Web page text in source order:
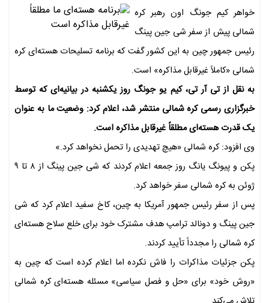
خواهر کیم جونگ اون رهبر کره
شمالی پیش از سفر شی جین پینگ
رئیس جمهور چین به این کشور گفت که برنامه تسلیحات هسته‌ای کره
شمالی «کاملاً غیرقابل مذاکره» است.
به نقل از تی آر تی، کیم یو جونگ روز یکشنبه در بیانیه‌ای که توسط
خبرگزاری رسمی کره شمالی منتشر شد، اعلام کرد: وضعیت ما به عنوان
یک قدرت هسته‌ای مطلقاً غیرقابل مذاکره است.
وی افزود: کره شمالی «هیچ تهدیدی را تحمل نخواهد کرد.»
پکن و پیونگ یانگ روز جمعه اعلام کردند که شی جین پینگ از ۸ تا ۹
ژوئن به کره شمالی سفر خواهد کرد.
پس از سفر رئیس جمهور آمریکا به چین، کاخ سفید اعلام کرد که شی
جین پینگ و دونالد ترامپ هدف مشترک خود برای خلع سلاح هسته‌ای
کره شمالی را مجدداً تأیید کردند.
پکن جزئیات مذاکرات را فاش نکرده اما اعلام کرده است که چین به
«روش خود» برای «حل و فصل سیاسی» مسئله هسته‌ای کره شمالی